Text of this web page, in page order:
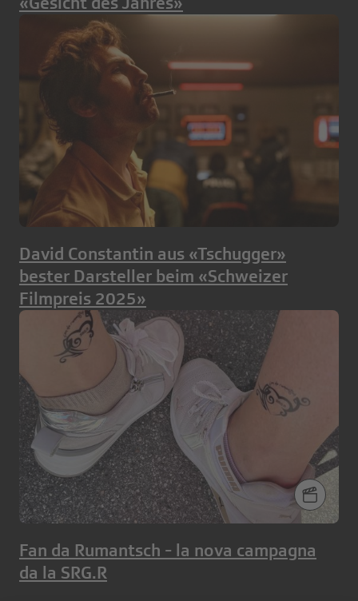
David Constantin aus «Tschugger»
bester Darsteller beim «Schweizer
Filmpreis 2025»
Fan da Rumantsch - la nova campagna
da la SRG.R